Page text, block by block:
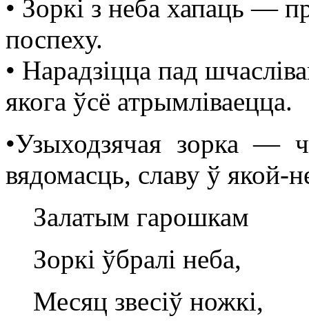
• Зоркі з неба хапаць —
поспеху.
• Нарадзіцца пад
якога ўсё атрымліваецца.
•Узыходзячая зорка —
вядомасць, славу ў якой-
Залатым гарошкам
Зоркі ўбралі неба,
Месяц звесіў ножкі,